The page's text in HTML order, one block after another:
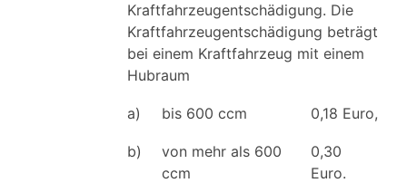
Kraftfahrzeugentschädigung. Die
Kraftfahrzeugentschädigung beträgt
bei einem Kraftfahrzeug mit einem
Hubraum
a) bis 600 ccm 0,18 Euro,
b) von mehr als 600
ccm
0,30
Euro.